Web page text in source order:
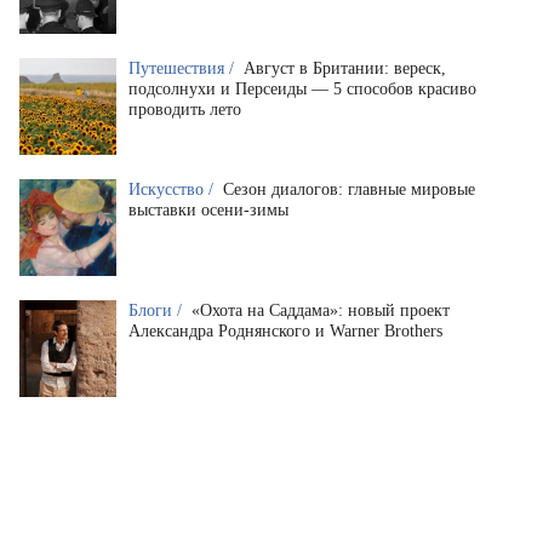
Путешествия / Август в Британии: вереск,
подсолнухи и Персеиды — 5 способов красиво
проводить лето
Искусство / Сезон диалогов: главные мировые
выставки осени-зимы
Блоги / «Охота на Саддама»: новый проект
Александра Роднянского и Warner Brothers